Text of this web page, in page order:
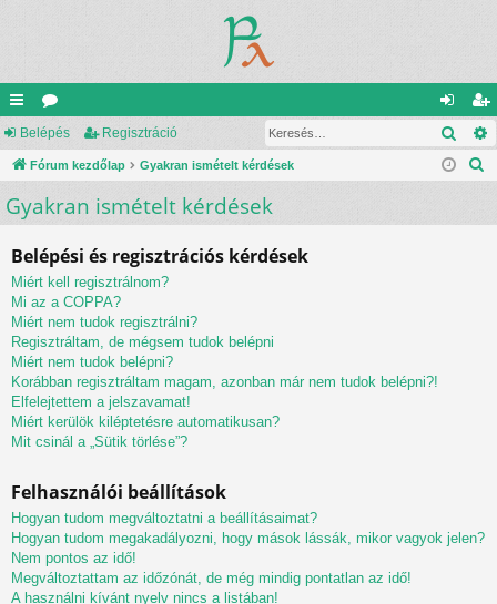
yo
rs
lin
k
ór
u
m
el
ép
eg
is
Belépés Regisztráció
Fórum kezdőlap Gyakran ismételt kérdések
Gyakran ismételt kérdések
Belépési és regisztrációs kérdések
Miért kell regisztrálnom?
Mi az a COPPA?
Miért nem tudok regisztrálni?
Regisztráltam, de mégsem tudok belépni
Miért nem tudok belépni?
Korábban regisztráltam magam, azonban már nem tudok belépni?!
Elfelejtettem a jelszavamat!
Miért kerülök kiléptetésre automatikusan?
Mit csinál a „Sütik törlése”?
Felhasználói beállítások
Hogyan tudom megváltoztatni a beállításaimat?
Hogyan tudom megakadályozni, hogy mások lássák, mikor vagyok jelen?
Nem pontos az idő!
Megváltoztattam az időzónát, de még mindig pontatlan az idő!
A használni kívánt nyelv nincs a listában!